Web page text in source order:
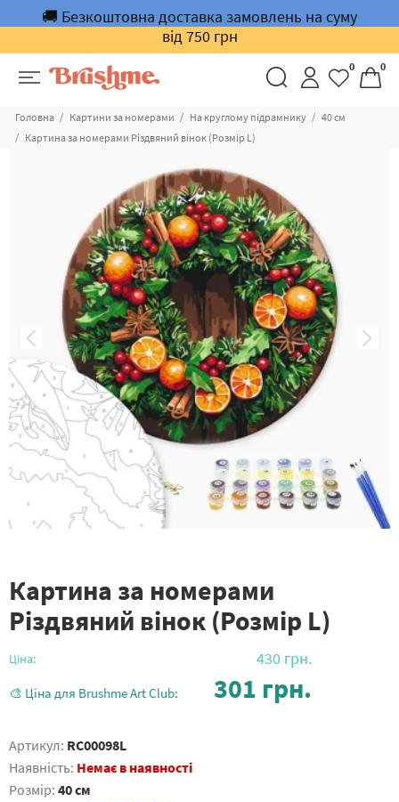
🚚 Безкоштовна доставка замовлень на суму
від 750 грн
0 0
Головна Картини за номерами На круглому підрамнику
40 см
Картина за номерами Різдвяний вінок (Розмір L)
Картина за номерами
Різдвяний вінок (Розмір L)
Ціна: 430 грн.
🎨 Ціна для Brushme Art Club: 301 грн.
Артикул: RC00098L
Наявність: Немає в наявності
Розмір: 40 см